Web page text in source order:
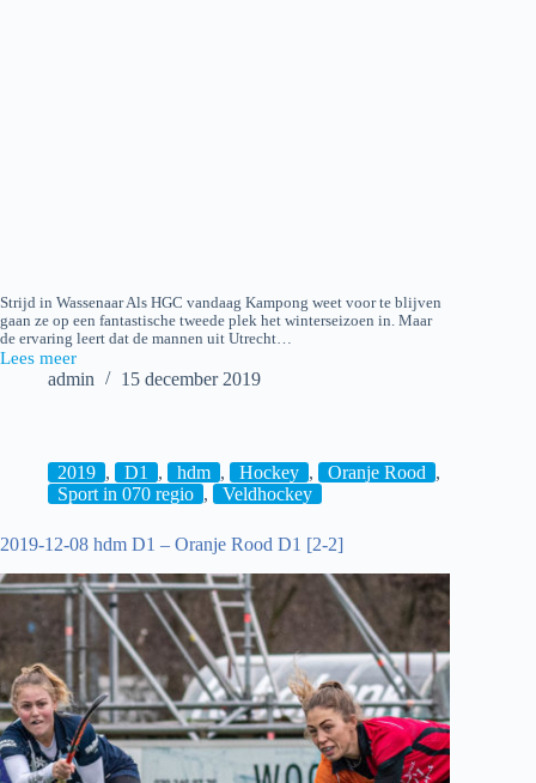
Strijd in Wassenaar Als HGC vandaag Kampong weet voor te blijven
gaan ze op een fantastische tweede plek het winterseizoen in. Maar
de ervaring leert dat de mannen uit Utrecht…
Lees meer
2019-
Kampong
[2-
2]
admin 15 december 2019
2019 , D1 , hdm , Hockey , Oranje Rood ,
Sport in 070 regio , Veldhockey
2019-12-08 hdm D1 – Oranje Rood D1 [2-2]